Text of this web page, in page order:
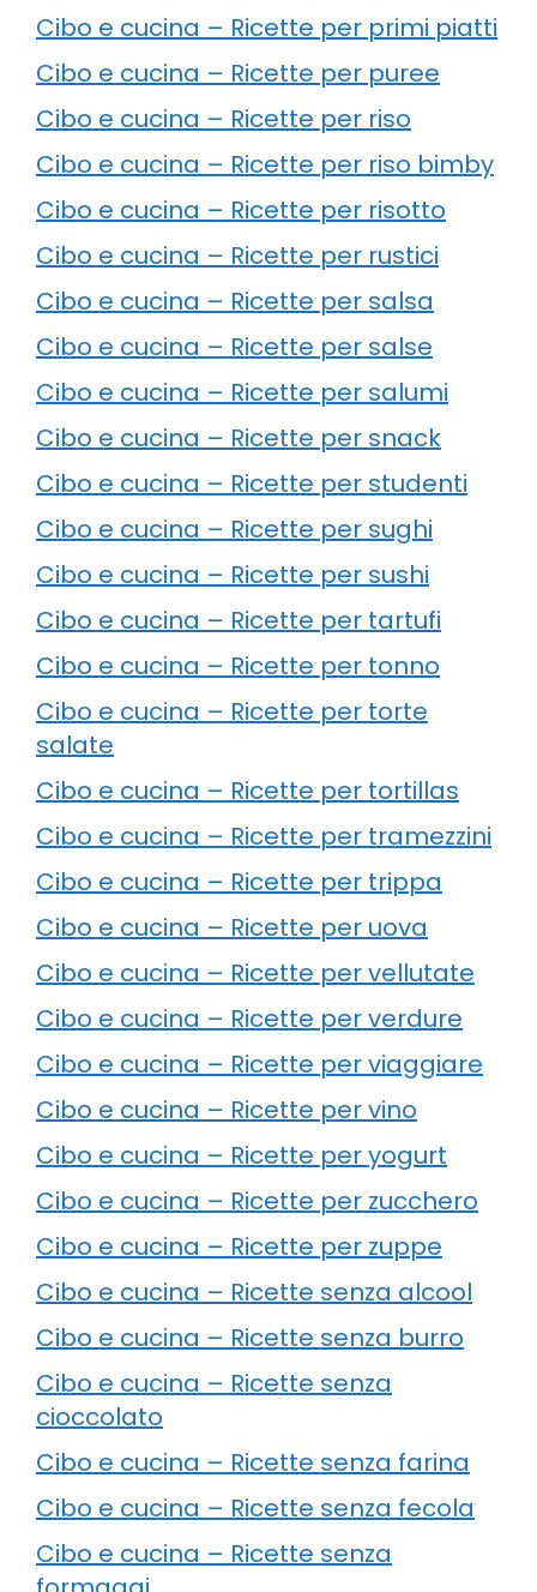
Cibo e cucina – Ricette per primi piatti
Cibo e cucina – Ricette per puree
Cibo e cucina – Ricette per riso
Cibo e cucina – Ricette per riso bimby
Cibo e cucina – Ricette per risotto
Cibo e cucina – Ricette per rustici
Cibo e cucina – Ricette per salsa
Cibo e cucina – Ricette per salse
Cibo e cucina – Ricette per salumi
Cibo e cucina – Ricette per snack
Cibo e cucina – Ricette per studenti
Cibo e cucina – Ricette per sughi
Cibo e cucina – Ricette per sushi
Cibo e cucina – Ricette per tartufi
Cibo e cucina – Ricette per tonno
Cibo e cucina – Ricette per torte
salate
Cibo e cucina – Ricette per tortillas
Cibo e cucina – Ricette per tramezzini
Cibo e cucina – Ricette per trippa
Cibo e cucina – Ricette per uova
Cibo e cucina – Ricette per vellutate
Cibo e cucina – Ricette per verdure
Cibo e cucina – Ricette per viaggiare
Cibo e cucina – Ricette per vino
Cibo e cucina – Ricette per yogurt
Cibo e cucina – Ricette per zucchero
Cibo e cucina – Ricette per zuppe
Cibo e cucina – Ricette senza alcool
Cibo e cucina – Ricette senza burro
Cibo e cucina – Ricette senza
cioccolato
Cibo e cucina – Ricette senza farina
Cibo e cucina – Ricette senza fecola
Cibo e cucina – Ricette senza